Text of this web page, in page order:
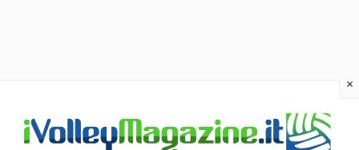
×
content